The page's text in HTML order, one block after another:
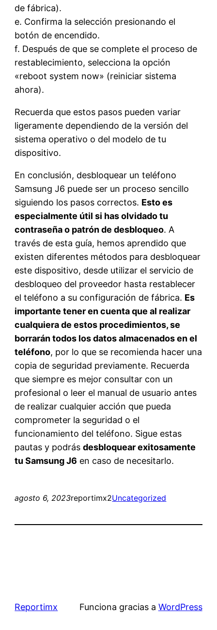
de fábrica).
e. Confirma la selección presionando el
botón de encendido.
f. Después de que se complete el proceso de
restablecimiento, selecciona la opción
«reboot system now» (reiniciar sistema
ahora).
Recuerda que estos pasos pueden variar
ligeramente dependiendo de la versión del
sistema operativo o del modelo de tu
dispositivo.
En conclusión, desbloquear un teléfono
Samsung J6 puede ser un proceso sencillo
siguiendo los pasos correctos. Esto es
especialmente útil si has olvidado tu
contraseña o patrón de desbloqueo. A
través de esta guía, hemos aprendido que
existen diferentes métodos para desbloquear
este dispositivo, desde utilizar el servicio de
desbloqueo del proveedor hasta restablecer
el teléfono a su configuración de fábrica. Es
importante tener en cuenta que al realizar
cualquiera de estos procedimientos, se
borrarán todos los datos almacenados en el
teléfono, por lo que se recomienda hacer una
copia de seguridad previamente. Recuerda
que siempre es mejor consultar con un
profesional o leer el manual de usuario antes
de realizar cualquier acción que pueda
comprometer la seguridad o el
funcionamiento del teléfono. Sigue estas
pautas y podrásdesbloquear exitosamente
tu Samsung J6 en caso de necesitarlo.
agosto 6, 2023reportimx2Uncategorized
Reportimx Funciona gracias a WordPress